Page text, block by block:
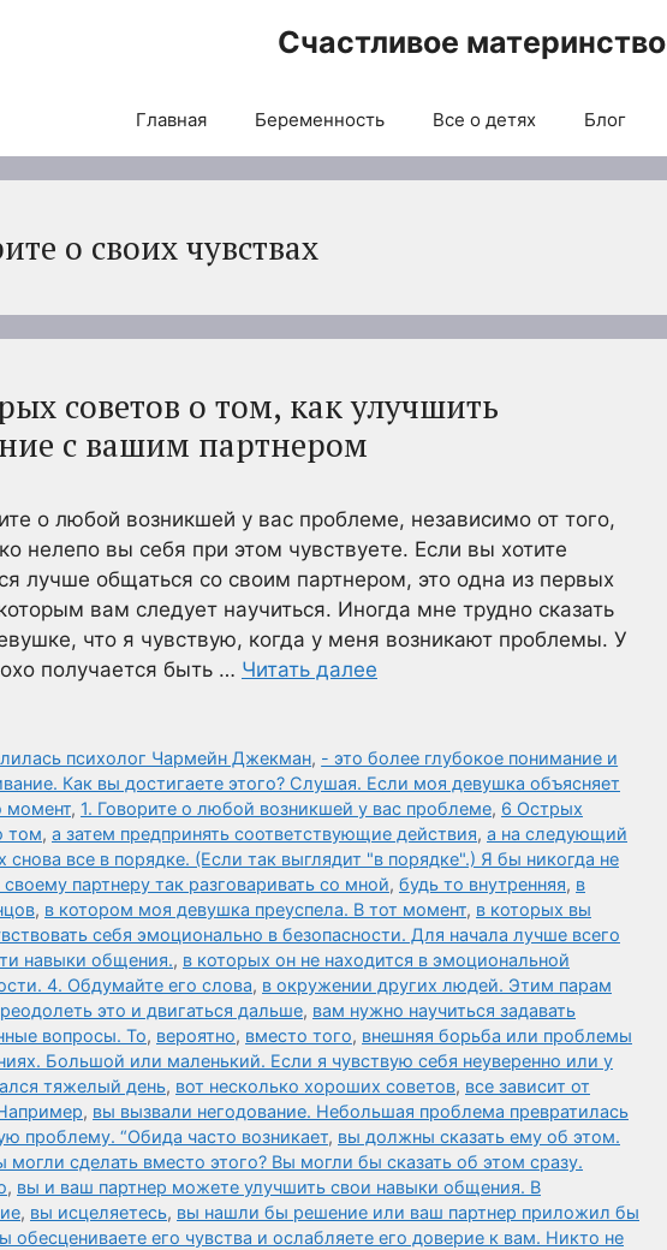
Счастливое материнство
Главная Беременность Все о детях Блог
о своих чувствах
советов о том, как улучшить
с вашим партнером
о любой возникшей у вас проблеме, независимо от того,
нелепо вы себя при этом чувствуете. Если вы хотите
лучше общаться со своим партнером, это одна из первых
вам следует научиться. Иногда мне трудно сказать
что я чувствую, когда у меня возникают проблемы. У
получается быть … Читать далее
психолог Чармейн Джекман, - это более глубокое понимание и
Как вы достигаете этого? Слушая. Если моя девушка объясняет
момент, 1. Говорите о любой возникшей у вас проблеме, 6 Острых
том, а затем предпринять соответствующие действия, а на следующий
снова все в порядке. (Если так выглядит "в порядке".) Я бы никогда не
партнеру так разговаривать со мной, будь то внутренняя, в
, в котором моя девушка преуспела. В тот момент, в которых вы
себя эмоционально в безопасности. Для начала лучше всего
навыки общения., в которых он не находится в эмоциональной
4. Обдумайте его слова, в окружении других людей. Этим парам
это и двигаться дальше, вам нужно научиться задавать
вопросы. То, вероятно, вместо того, внешняя борьба или проблемы
Большой или маленький. Если я чувствую себя неуверенно или у
тяжелый день, вот несколько хороших советов, все зависит от
, вы вызвали негодование. Небольшая проблема превратилась
проблему. “Обида часто возникает, вы должны сказать ему об этом.
могли сделать вместо этого? Вы могли бы сказать об этом сразу.
, вы и ваш партнер можете улучшить свои навыки общения. В
, вы исцеляетесь, вы нашли бы решение или ваш партнер приложил бы
обесцениваете его чувства и ослабляете его доверие к вам. Никто не